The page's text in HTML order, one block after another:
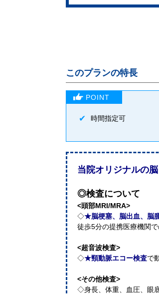
このプランの特長
時間指定可
当院オリジナルの脳
◎検査について
<頭部MRI/MRA>
◇★脳梗塞、脳出血、脳
徒歩5分の提携医療機関
<超音波検査>
◇★頸動脈エコー検査で
<その他検査>
◇身長、体重、血圧、眼